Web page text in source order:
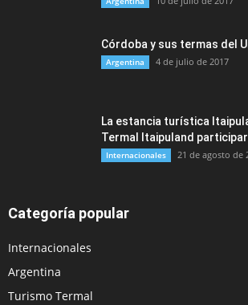
Córdoba y sus termas del
Argentina 4 de julio de 2017
La estancia turística
Termal Itaipuland
Internacionales 21 de agosto de
Categoría popular
Internacionales
Argentina
Turismo Termal